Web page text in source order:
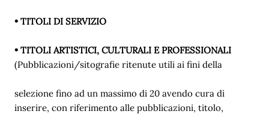
• TITOLI DI SERVIZIO
• TITOLI ARTISTICI, CULTURALI E PROFESSIONALI
(Pubblicazioni/sitografie ritenute utili ai fini della
selezione fino ad un massimo di 20 avendo cura di
inserire, con riferimento alle pubblicazioni, titolo,